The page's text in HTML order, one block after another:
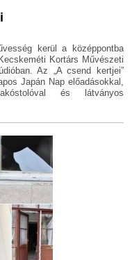
kerül a középpontba
Kortárs Művészeti
Az „A csend kertjei”
Japán Nap előadásokkal,
és látványos